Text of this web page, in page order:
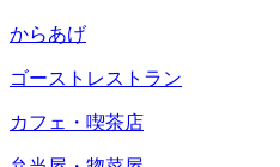
からあげ
ゴーストレストラン
カフェ・喫茶店